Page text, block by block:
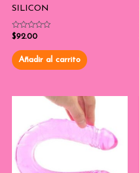
SILICON
Valorado
de
5
$92.00
Añadir al carrito